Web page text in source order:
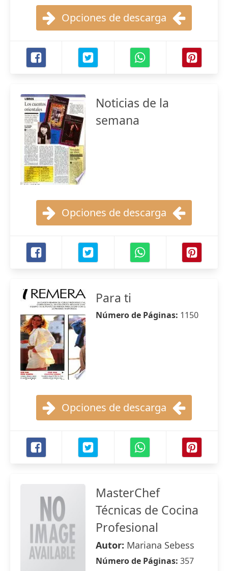
Opciones de descarga
Noticias de la
semana
Opciones de descarga
Para ti
Número de Páginas: 1150
Opciones de descarga
MasterChef
Técnicas de Cocina
Profesional
Autor: Mariana Sebess
Número de Páginas: 357